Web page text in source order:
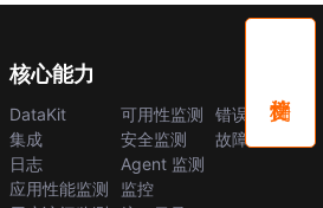
核心能力
DataKit
集成
日志
应用性能监测
可用性监测
安全监测
Agent 监测
监控
错误中心
故障中心